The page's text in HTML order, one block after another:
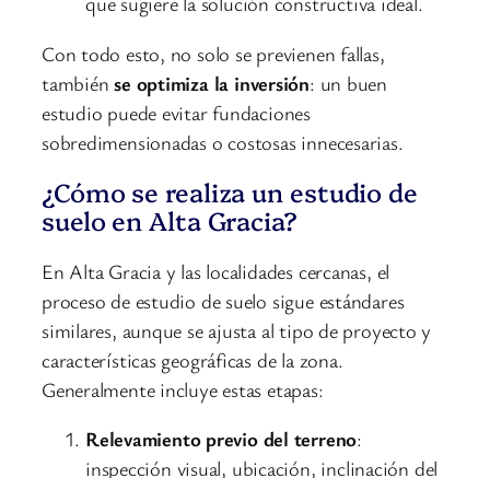
Con todo esto, no solo se previenen fallas,
tambiénse optimiza la inversión: un buen
estudio puede evitar fundaciones
sobredimensionadas o costosas innecesarias.
¿Cómo se realiza un estudio de
suelo en Alta Gracia?
En Alta Gracia y las localidades cercanas, el
proceso de estudio de suelo sigue estándares
similares, aunque se ajusta al tipo de proyecto y
características geográficas de la zona.
Generalmente incluye estas etapas:
Relevamiento previo del terreno:
inspección visual, ubicación, inclinación del